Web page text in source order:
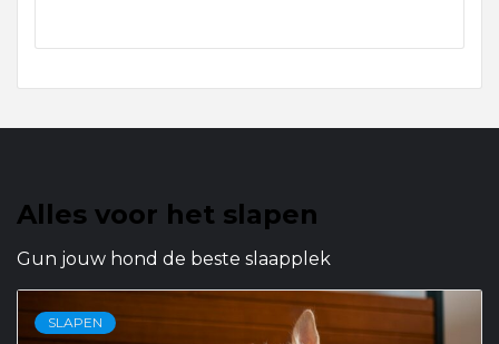
Alles voor het slapen
Gun jouw hond de beste slaapplek
SLAPEN